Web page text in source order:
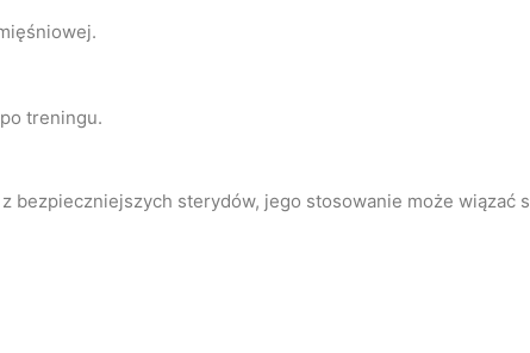
treningu.
bezpieczniejszych sterydów, jego stosowanie może wiązać